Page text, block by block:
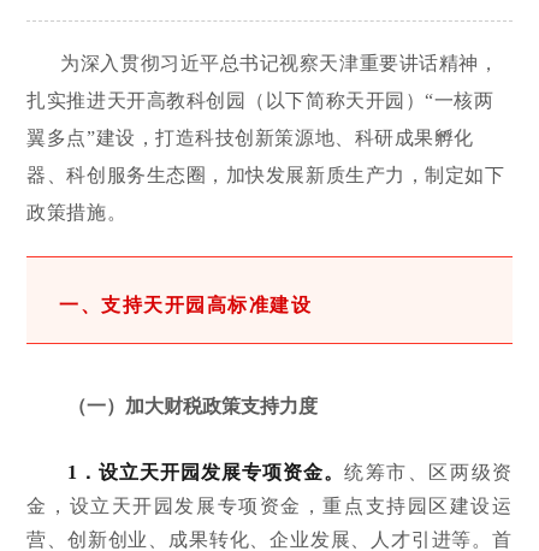
为深入贯彻习近平总书记视察天津重要讲话精神，
扎实推进天开高教科创园（以下简称天开园）“一核两
翼多点”建设，打造科技创新策源地、科研成果孵化
器、科创服务生态圈，加快发展新质生产力，制定如下
政策措施。
一、支持天开园高标准建设
（一）加大财税政策支持力度
1．设立天开园发展专项资金。统筹市、区两级资
金，设立天开园发展专项资金，重点支持园区建设运
营、创新创业、成果转化、企业发展、人才引进等。首